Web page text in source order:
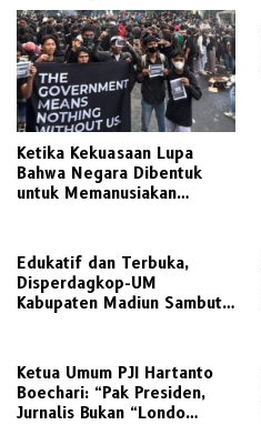
Ketika Kekuasaan Lupa
Bahwa Negara Dibentuk
untuk Memanusiakan
Edukatif dan Terbuka,
Disperdagkop-UM
Kabupaten Madiun Sambut
Regulasi Koperasi
Ketua Umum PJI Hartanto
Boechari: “Pak Presiden,
Jurnalis Bukan “Londo